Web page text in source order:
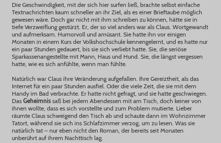
Die Geschwindigkeit, mit der sich hier surfen ließ, brachte selbst einfache
Textnachrichten kaum schneller an ihr Ziel, als es einer Brieftaube möglich
gewesen wäre. Doch gar nicht mit ihm schreiben zu können, hätte sie in
tiefe Verzweiflung gestürzt. Er, der so viel anders war als Claus. Wortgewandt
und aufmerksam. Humorvoll und amüsant. Sie hatte ihn vor einigen
Monaten in einem Kurs der Volkshochschule kennengelernt, und es hatte nur
ein paar Stunden gedauert, bis sie sich verliebt hatte. Sie, die seriöse
Sparkassenangestellte mit Mann, Haus und Hund. Sie, die längst vergessen
hatte, wie es sich anfühlte, wenn man fühlte.
Natürlich war Claus ihre Veränderung aufgefallen. Ihre Gereiztheit, als das
Internet für ein paar Stunden ausfiel. Oder die viele Zeit, die sie mit dem
Handy im Bad verbrachte. Er hatte nicht gefragt, und sie hatte geschwiegen.
Das Geheimnis saß bei jedem Abendessen mit am Tisch, doch keiner von
ihnen wollte, dass es sich vorstellte und zum Problem mutierte. Lieber
räumte Claus schweigend den Tisch ab und schaute dann im Wohnzimmer
Tatort, während sie sich ins Schlafzimmer verzog, um zu lesen. Was sie
natürlich tat – nur eben nicht den Roman, der bereits seit Monaten
unberührt auf ihrem Nachttisch lag.